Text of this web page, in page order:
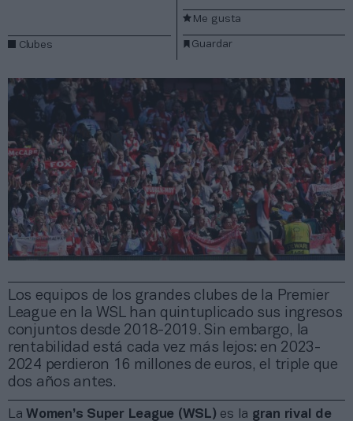
Los equipos de los grandes clubes de la Premier
League en la WSL han quintuplicado sus ingresos
conjuntos desde 2018-2019. Sin embargo, la
rentabilidad está cada vez más lejos: en 2023-
2024 perdieron 16 millones de euros, el triple que
dos años antes.
Clubes Guardar
Me gusta
La Women’s Super League (WSL) es la gran rival de